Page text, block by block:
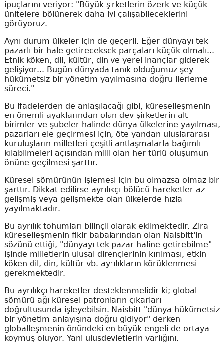
ipuçlarını veriyor: "Büyük şirketlerin özerk ve küçük
ünitelere bölünerek daha iyi çalışabileceklerini
görüyoruz.
Aynı durum ülkeler için de geçerli. Eğer dünyayı tek
pazarlı bir hale getireceksek parçaları küçük olmalı...
Etnik köken, dil, kültür, din ve yerel inançlar giderek
gelişiyor... Bugün dünyada tanık olduğumuz şey
hükümetsiz bir yönetim yayılmasına doğru ilerleme
süreci."
Bu ifadelerden de anlaşılacağı gibi, küreselleşmenin
en önemli ayaklarından olan dev şirketlerin alt
birimler ve şubeler halinde dünya ülkelerine yayılması,
pazarları ele geçirmesi için, öte yandan uluslararası
kuruluşların milletleri çeşitli antlaşmalarla bağımlı
kılabilmeleri açısından milli olan her türlü oluşumun
önüne geçilmesi şarttır.
Küresel sömürünün işlemesi için bu olmazsa olmaz bir
şarttır. Dikkat edilirse ayrılıkçı bölücü hareketler az
gelişmiş veya gelişmekte olan ülkelerde hızla
yayılmaktadır.
Bu ayrılık tohumları bilinçli olarak ekilmektedir. Zira
küreselleşmenin fikir babalarından olan Naisbitt'in
sözünü ettiği, "dünyayı tek pazar haline getirebilme"
işinde milletlerin ulusal dirençlerinin kırılması, etkin
köken dil, din, kültür vb. ayrılıkların körüklenmesi
gerekmektedir.
Bu ayrılıkçı hareketler desteklenmelidir ki; global
sömürü ağı küresel patronların çıkarları
doğrultusunda işleyebilsin. Naisbitt "dünya hükümetsiz
bir yönetim anlayışına doğru gidiyor" derken
globalleşmenin önündeki en büyük engeli de ortaya
koymuş oluyor. Yani ulusdevletlerin varlığını.